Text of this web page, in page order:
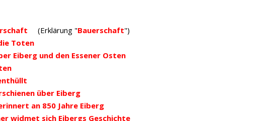
(Erklärung "Bauerschaft")
Toten
Eiberg und den Essener Osten
über Eiberg
an 850 Jahre Eiberg
widmet sich Eibergs Geschichte